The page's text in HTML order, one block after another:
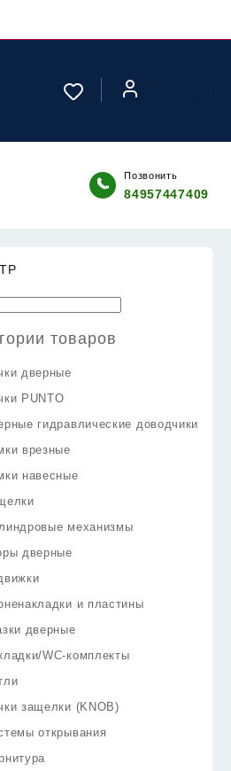
Позвонить
84957447409
товаров
дверные
PUNTO
гидравлические доводчики
врезные
навесные
механизмы
дверные
и пластины
дверные
WC-комплекты
защелки (KNOB)
открывания